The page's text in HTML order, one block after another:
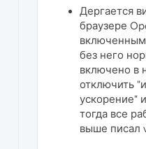
Дергается
браузере
без него
включено в
отключить
ускорение"
тогда все
выше писал